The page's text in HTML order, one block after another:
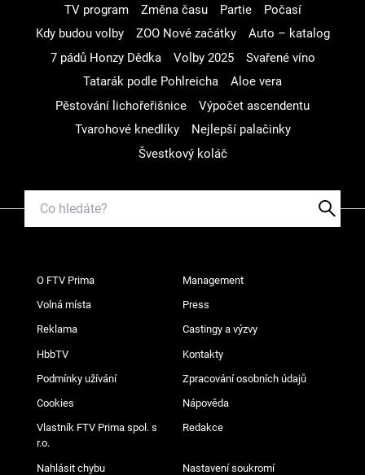
TV program
Změna času Partie
Počasí
Kdy budou volby
ZOO Nové začátky
Auto – katalog
7 pádů Honzy Dědka
Volby 2025
Svařené víno
Tatarák podle Pohlreicha
Aloe vera
Pěstování lichořeřišnice
Výpočet ascendentu
Tvarohové knedlíky
Nejlepší palačinky
Švestkový koláč
O FTV Prima Management
Volná místa Press
Reklama Castingy a výzvy
HbbTV Kontakty
Podmínky užívání Zpracování osobních údajů
Cookies Nápověda
Vlastník FTV Prima spol. s
r.o.
Redakce
Nahlásit chybu Nastavení soukromí